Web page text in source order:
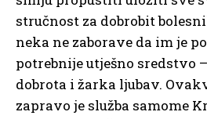
stručnost za dobrobit
neka ne zaborave da im je
potrebnije utješno sredstvo
dobrota i žarka ljubav.
zapravo je služba samome